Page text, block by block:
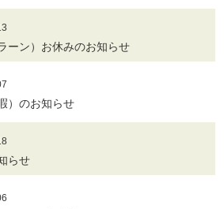
ーン）お休みのお知らせ
）のお知らせ
らせ